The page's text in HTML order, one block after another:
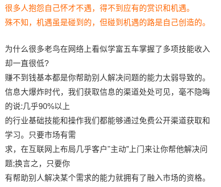
很多人抱怨自己怀才不遇，得不到应有的赏识和机遇。
殊不知，机遇虽是碰到的，但碰到机遇的路是自己创造的。
为什么很多老鸟在网络上看似学富五车掌握了多项技能收入
却一直很低?
赚不到钱基本都是你帮助别人解决问题的能力太弱导致的。
信息大爆炸时代，我们获取信息的渠道处处可见，毫不隐晦
的说:几乎90%以上
的行业基础技能和操作我们都能够通过免费公开渠道获取和
学习。只要市场有需
求，在互联网上布局几乎客户"主动”上门来让你帮他解决问
题;换言之，只要你
有帮助别人解决某个需求的能力就拥有了融入市场的资格。